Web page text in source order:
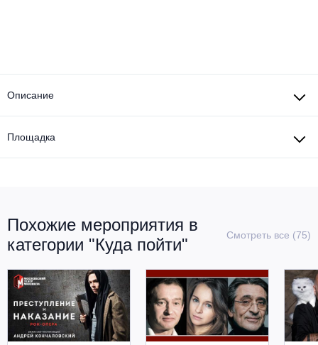
Описание
Площадка
Похожие мероприятия в
категории "Куда пойти"
Смотреть все (75)